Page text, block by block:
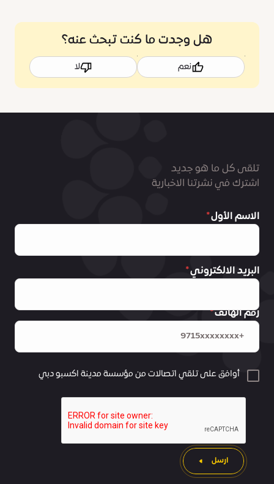
هل وجدت ما كنت تبحث عنه؟
نعم لا
تلقى كل ما هو جديد
اشترك في نشرتنا الاخبارية
الاسم الأول
البريد الالكتروني
رقم الهاتف
أوافق على تلقي اتصالات من مؤسسة مدينة اكسبو دبي
ارسل